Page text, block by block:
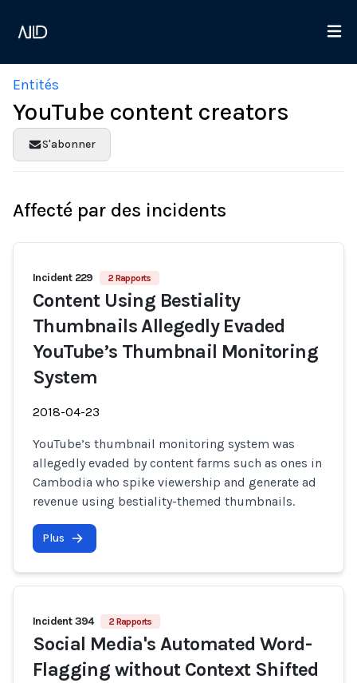
Entités
YouTube content creators
S'abonner
Affecté par des incidents
Incident 229 2 Rapports
Content Using Bestiality
Thumbnails Allegedly Evaded
YouTube’s Thumbnail Monitoring
System
2018-04-23
YouTube’s thumbnail monitoring system was
allegedly evaded by content farms such as ones in
Cambodia who spike viewership and generate ad
revenue using bestiality-themed thumbnails.
Plus
Incident 394 2 Rapports
Social Media's Automated Word-
Flagging without Context Shifted